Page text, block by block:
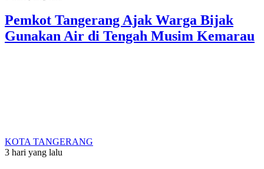
Pemkot Tangerang Ajak Warga Bijak
Gunakan Air di Tengah Musim Kemarau
KOTA TANGERANG
3 hari yang lalu